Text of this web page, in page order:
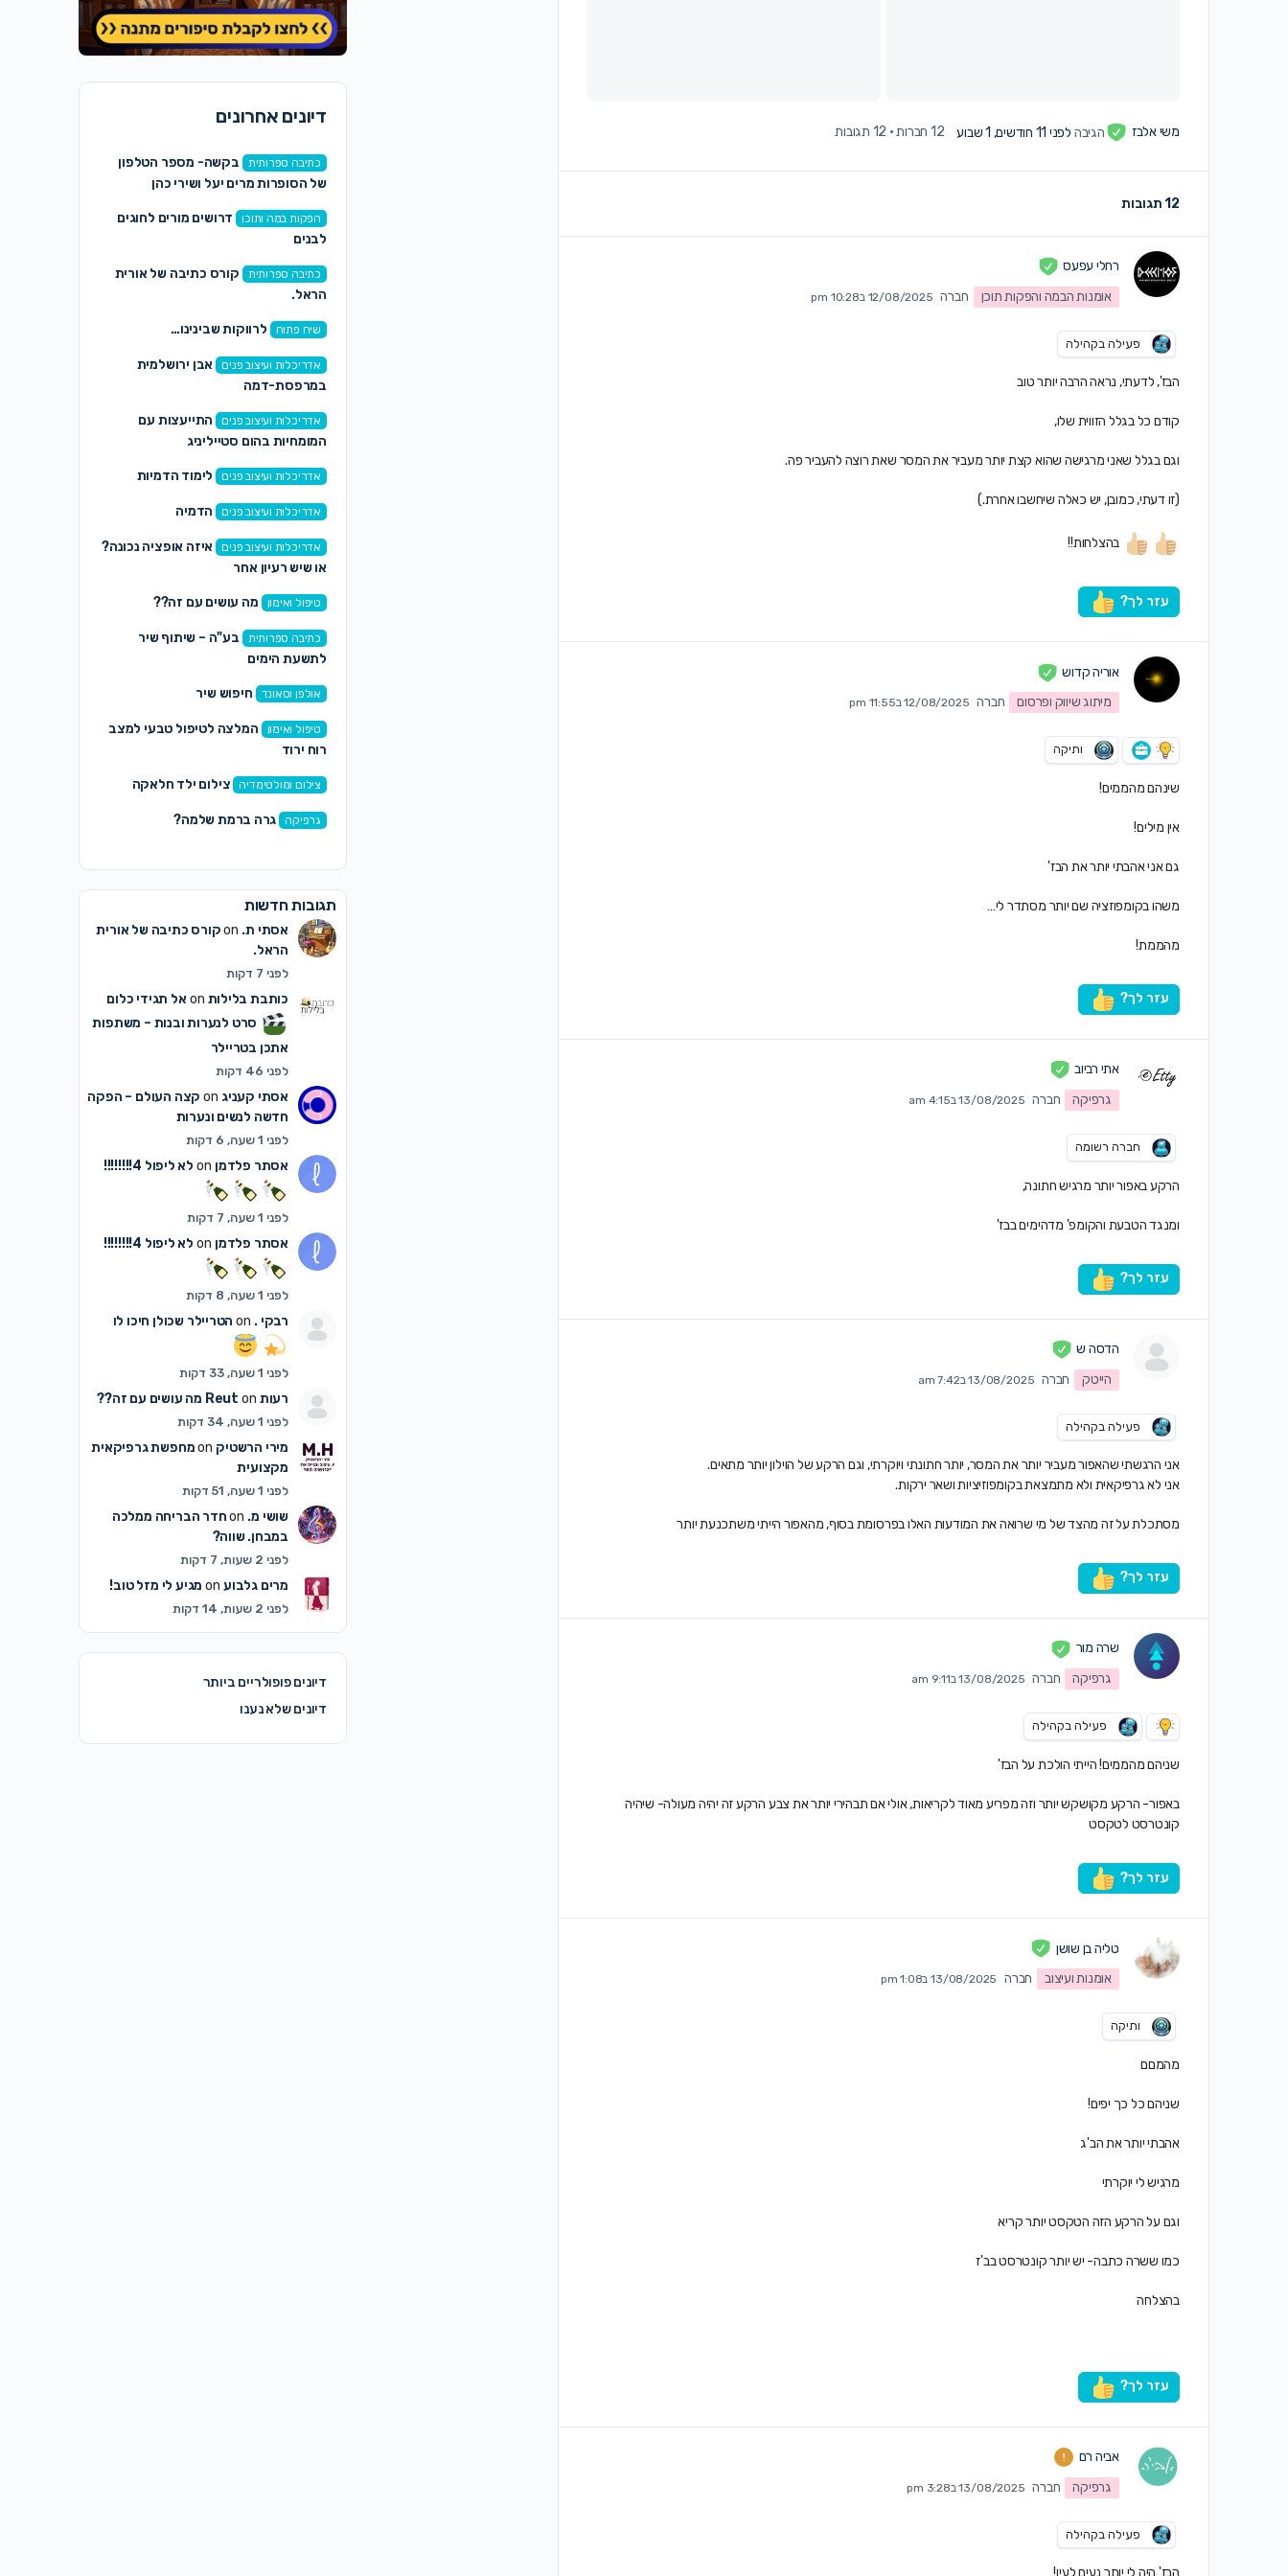
משי אלבז הגיבה לפני 11 חודשים, 1 שבוע 12 חברות · 12 תגובות
12 תגובות
רחלי עפעס
אומנות הבמה והפקות תוכן
חברה 12/08/2025 ב10:28 pm
פעילה בקהילה
הבז', לדעתי, נראה הרבה יותר טוב
קודם כל בגלל הזווית שלו,
וגם בגלל שאני מרגישה שהוא קצת יותר מעביר את המסר שאת רוצה להעביר פה.
(זו דעתי, כמובן, יש כאלה שיחשבו אחרת.)
בהצלחות!!
עזר לך?
אוריה קדוש
מיתוג שיווק ופרסום
חברה 12/08/2025 ב11:55 pm
ותיקה
שינהם מהממים!
אין מילים!
גם אני אהבתי יותר את הבז'
משהו בקומפוזציה שם יותר מסתדר לי…
מהממת!
עזר לך?
אתי רביוב
גרפיקה
חברה 13/08/2025 ב4:15 am
חברה רשומה
הרקע באפור יותר מרגיש חתונה,
ומנגד הטבעת והקומפ' מדהימים בבז'
עזר לך?
הדסה ש
הייטק
חברה 13/08/2025 ב7:42 am
פעילה בקהילה
אני הרגשתי שהאפור מעביר יותר את המסר, יותר חתונתי ויוקרתי, וגם הרקע של הוילון יותר מתאים.
אני לא גרפיקאית ולא מתמצאת בקומפוזיציות ושאר ירקות.
מסתכלת על זה מהצד של מי שרואה את המודעות האלו בפרסומת בסוף, מהאפור הייתי משתכנעת יותר
עזר לך?
שרה מור
גרפיקה
חברה 13/08/2025 ב9:11 am
פעילה בקהילה
שניהם מהממים! הייתי הולכת על הבז'
באפור- הרקע מקושקש יותר וזה מפריע מאוד לקריאות, אולי אם תבהירי יותר את צבע הרקע זה יהיה מעולה- שיהיה
קונטרסט לטקסט
עזר לך?
טליה בן שושן
אומנות ועיצוב
חברה 13/08/2025 ב1:08 pm
ותיקה
מהמםם
שניהם כל כך יפים!
אהבתי יותר את הב'ג
מרגיש לי יוקרתי
וגם על הרקע הזה הטקסט יותר קריא
כמו ששרה כתבה- יש יותר קונטרסט בב'ז
בהצלחה
עזר לך?
אביה רם
גרפיקה
חברה 13/08/2025 ב3:28 pm
פעילה בקהילה
דיונים אחרונים
כתיבה ספרותית
בקשה- מספר הטלפון
של הסופרות מרים יעל ושירי כהן
הפקות במה ותוכן
דרושים מורים לחוגים
לבנים
כתיבה ספרותית
קורס כתיבה של אורית
הראל.
שיח פתוח לרווקות שבינינו…
אדריכלות ועיצוב פנים
אבן ירושלמית
במרפסת-דמה
אדריכלות ועיצוב פנים
התייעצות עם
המומחיות בהום סטייליניג
אדריכלות ועיצוב פנים לימוד הדמיות
אדריכלות ועיצוב פנים הדמיה
אדריכלות ועיצוב פנים
איזה אופציה נכונה?
או שיש רעיון אחר
טיפול ואימון מה עושים עם זה??
כתיבה ספרותית
בע"ה – שיתוף שיר
לתשעת הימים
אולפן וסאונד חיפוש שיר
טיפול ואימון
המלצה לטיפול טבעי למצב
רוח ירוד
צילום ומולטימדיה צילום ילד חלאקה
גרפיקה גרה ברמת שלמה?
תגובות חדשות
אסתי ת.
קורס כתיבה של אורית
הראל.
לפני 7 דקות
כותבת בלילות
אל תגידי כלום
סרט לנערות ובנות – משתפות
אתכן בטריילר
לפני 46 דקות
אסתי קעניג
קצה העולם – הפקה
חדשה לנשים ונערות
לפני 1 שעה, 6 דקות
אסתר פלדמן לא ליפול 4!!!!!!!!
לפני 1 שעה, 7 דקות
אסתר פלדמן לא ליפול 4!!!!!!!!
לפני 1 שעה, 8 דקות
רבקי . הטריילר שכולן חיכו לו
לפני 1 שעה, 33 דקות
רעות Reut on מה עושים עם זה??
לפני 1 שעה, 34 דקות
מירי הרשטיק
מחפשת גרפיקאית
מקצועית
לפני 1 שעה, 51 דקות
שושי מ.
חדר הבריחה ממלכה
במבחן. שווה?
לפני 2 שעות, 7 דקות
מרים גלבועon מגיע לי מזל טוב!
לפני 2 שעות, 14 דקות
דיונים פופולריים ביותר
דיונים שלא נענו